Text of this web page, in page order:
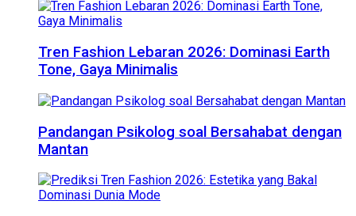
Tren Fashion Lebaran 2026: Dominasi Earth
Tone, Gaya Minimalis
Pandangan Psikolog soal Bersahabat dengan
Mantan